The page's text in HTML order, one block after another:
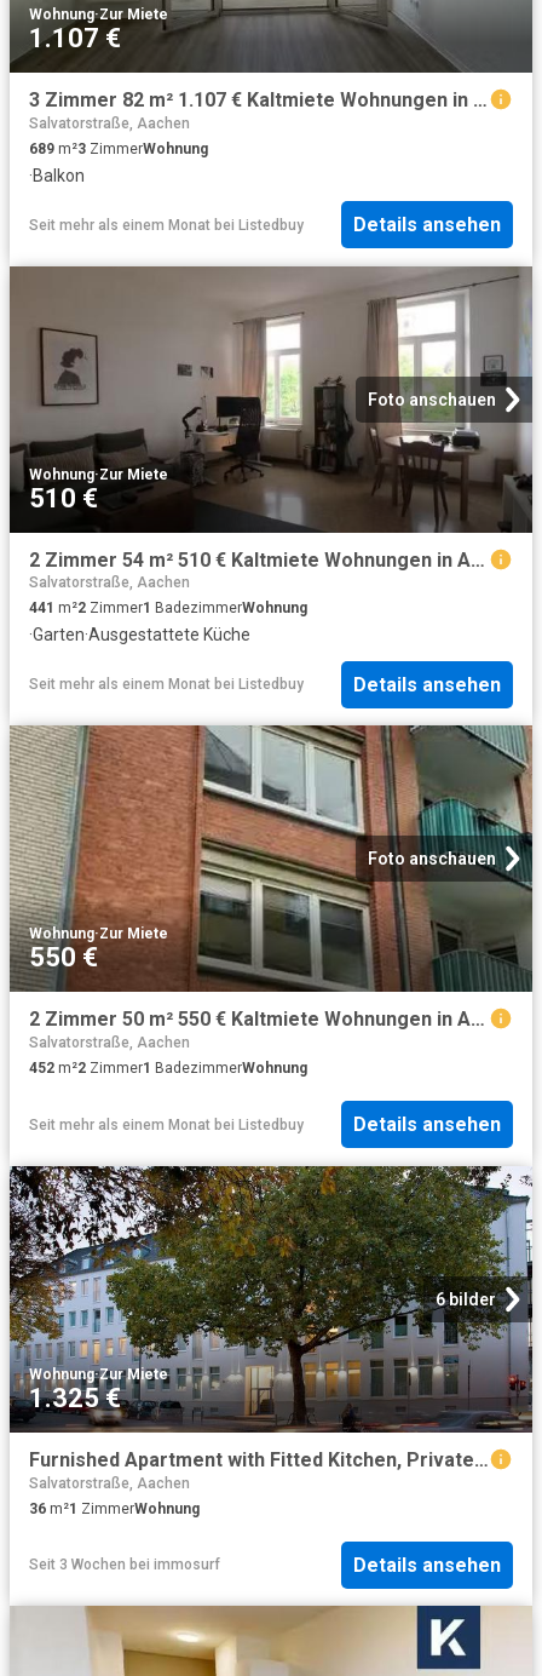
Wohnung·Zur Miete
1.107 €
3 Zimmer 82 m² 1.107 € Kaltmiete Wohnungen in Aachen
Salvatorstraße, Aachen
689 m²3 ZimmerWohnung
·Balkon
Seit mehr als einem Monat bei Listedbuy Details ansehen
Foto anschauen
Wohnung·Zur Miete
510 €
2 Zimmer 54 m² 510 € Kaltmiete Wohnungen in Aachen
Salvatorstraße, Aachen
441 m²2 Zimmer1 BadezimmerWohnung
·Garten·Ausgestattete Küche
Seit mehr als einem Monat bei Listedbuy Details ansehen
Foto anschauen
Wohnung·Zur Miete
550 €
2 Zimmer 50 m² 550 € Kaltmiete Wohnungen in Aachen / Mitte
Salvatorstraße, Aachen
452 m²2 Zimmer1 BadezimmerWohnung
Seit mehr als einem Monat bei Listedbuy Details ansehen
6 bilder
Wohnung·Zur Miete
1.325 €
Furnished Apartment with Fitted Kitchen, Private Bathroom in Prime Location Frankenberger Quarter Aachen, Aachen Amsterdam Apartments for Rent
Salvatorstraße, Aachen
36 m²1 ZimmerWohnung
Seit 3 Wochen bei immosurf Details ansehen